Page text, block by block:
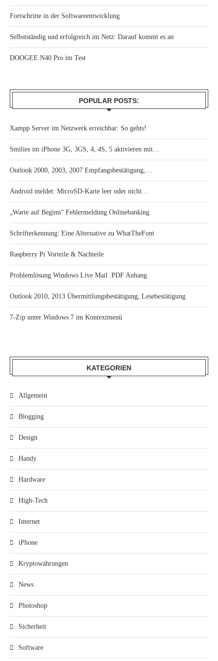
Fortschritte in der Softwareentwicklung
Selbstständig und erfolgreich im Netz: Darauf kommt es an
DOOGEE N40 Pro im Test
POPULAR POSTS:
Xampp Server im Netzwerk erreichbar: So gehts!
Smilies im iPhone 3G, 3GS, 4, 4S, 5 aktivieren mit…
Outlook 2000, 2003, 2007 Empfangsbestätigung,…
Android meldet: MicroSD-Karte leer oder nicht…
„Warte auf Beginn“ Fehlermeldung Onlinebanking
Schrifterkennung: Eine Alternative zu WhatTheFont
Raspberry Pi Vorteile & Nachteile
Problemlösung Windows Live Mail .PDF Anhang
Outlook 2010, 2013 Übermittlungsbestätigung, Lesebestätigung
7-Zip unter Windows 7 im Kontextmenü
KATEGORIEN
Allgemein
Blogging
Design
Handy
Hardware
High-Tech
Internet
iPhone
Kryptowährungen
News
Photoshop
Sicherheit
Software